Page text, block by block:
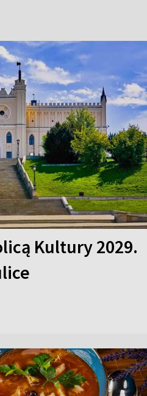
Kultury 2029.